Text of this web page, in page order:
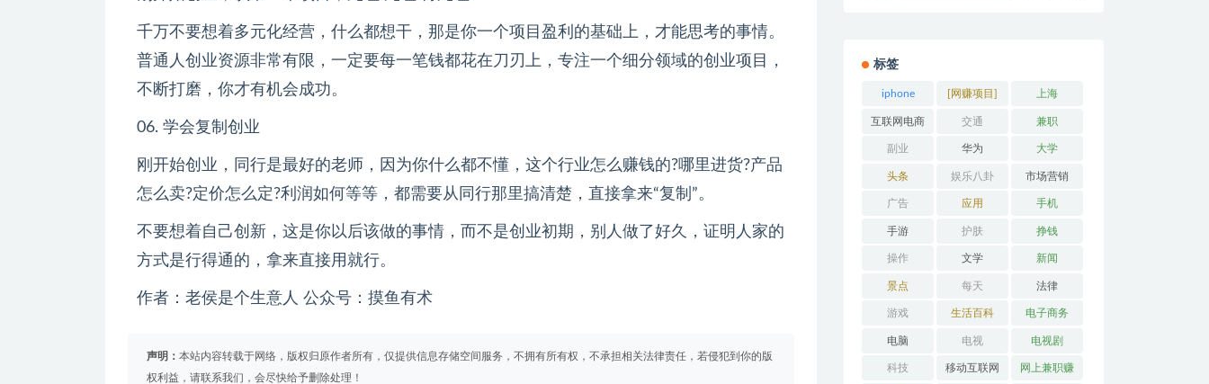
千万不要想着多元化经营，什么都想干，那是你一个项目盈利的基础上，才能思考的事情。
普通人创业资源非常有限，一定要每一笔钱都花在刀刃上，专注一个细分领域的创业项目，
不断打磨，你才有机会成功。
06. 学会复制创业
刚开始创业，同行是最好的老师，因为你什么都不懂，这个行业怎么赚钱的?哪里进货?产品
怎么卖?定价怎么定?利润如何等等，都需要从同行那里搞清楚，直接拿来“复制”。
不要想着自己创新，这是你以后该做的事情，而不是创业初期，别人做了好久，证明人家的
方式是行得通的，拿来直接用就行。
作者：老侯是个生意人 公众号：摸鱼有术
声明： 本站内容转载于网络，版权归原作者所有，仅提供信息存储空间服务，不拥有所有权，不承担相关法律责任，若侵犯到你的版
权利益，请联系我们，会尽快给予删除处理！
标签
iphone [网赚项目] 上海
互联网电商 交通 兼职
副业 华为 大学
头条 娱乐八卦 市场营销
广告 应用 手机
手游 护肤 挣钱
操作 文学 新闻
景点 每天 法律
游戏 生活百科 电子商务
电脑 电视 电视剧
科技 移动互联网 网上兼职赚